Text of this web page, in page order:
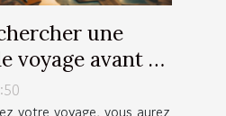
une
voyage avant de
votre voyage, vous aurez